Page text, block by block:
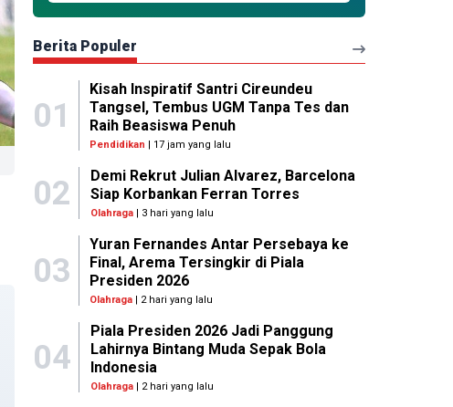
Berita Populer
01
Kisah Inspiratif Santri Cireundeu
Tangsel, Tembus UGM Tanpa Tes dan
Raih Beasiswa Penuh
Pendidikan | 17 jam yang lalu
02
Demi Rekrut Julian Alvarez, Barcelona
Siap Korbankan Ferran Torres
Olahraga| 3 hari yang lalu
03
Yuran Fernandes Antar Persebaya ke
Final, Arema Tersingkir di Piala
Presiden 2026
Olahraga | 2 hari yang lalu
04
Piala Presiden 2026 Jadi Panggung
Lahirnya Bintang Muda Sepak Bola
Indonesia
Olahraga| 2 hari yang lalu